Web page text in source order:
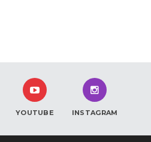
YOUTUBE INSTAGRAM